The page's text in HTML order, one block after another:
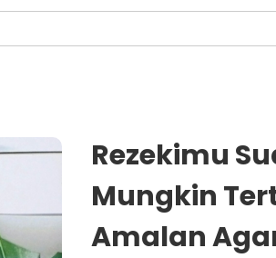
Rezekimu
Mungkin
Amalan